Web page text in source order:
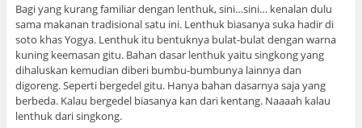
Bagi yang kurang familiar dengan lenthuk, sini…sini… kenalan dulu
sama makanan tradisional satu ini. Lenthuk biasanya suka hadir di
soto khas Yogya. Lenthuk itu bentuknya bulat-bulat dengan warna
kuning keemasan gitu. Bahan dasar lenthuk yaitu singkong yang
dihaluskan kemudian diberi bumbu-bumbunya lainnya dan
digoreng. Seperti bergedel gitu. Hanya bahan dasarnya saja yang
berbeda. Kalau bergedel biasanya kan dari kentang. Naaaah kalau
lenthuk dari singkong.